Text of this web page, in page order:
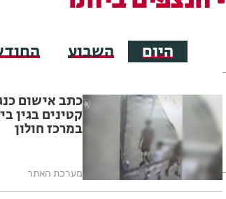
היום השבוע
קטינים בגין
במרכז חולון
מערכת האתר